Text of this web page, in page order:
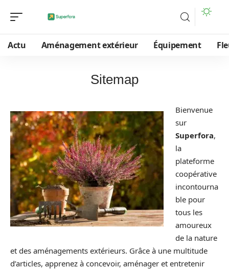
Actu Aménagement extérieur Équipement
Sitemap
Bienvenue
sur
Superfora,
la
plateforme
coopérative
incontourna
ble pour
tous les
amoureux
de la nature
et des aménagements extérieurs. Grâce à une multitude
d’articles, apprenez à concevoir, aménager et entretenir